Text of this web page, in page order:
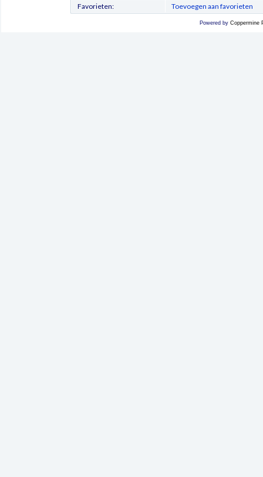
Favorieten:
Toevoegen aan favorieten
Powered by Coppermine